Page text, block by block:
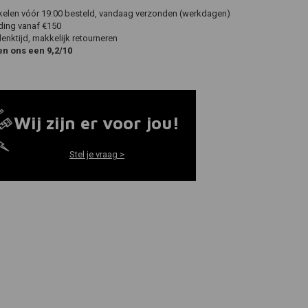
vóór 19:00 besteld, vandaag verzonden (werkdagen)
vanaf €150
makkelijk retourneren
ons een 9,2/10
Wij zijn er voor jou!
Stel je vraag >